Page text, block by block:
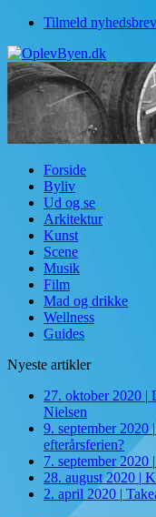
Tilmeld nyhedsbrev
Forside
Byliv
Ud og se
Arkitektur
Kunst
Scene
Musik
Film
Mad og drikke
Wellness
Guides
Nyeste artikler
27. oktober 2020 |
Nielsen
9. september 2020 |
efterårsferien?
7. september 2020 |
28. august 2020 |
2. april 2020 |